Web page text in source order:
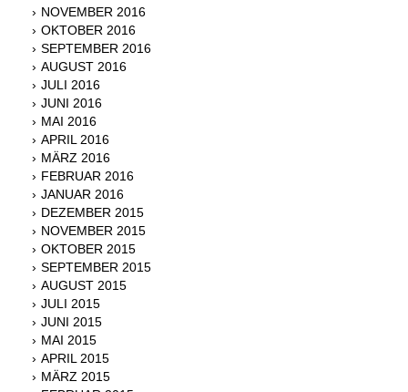
NOVEMBER 2016
OKTOBER 2016
SEPTEMBER 2016
AUGUST 2016
JULI 2016
JUNI 2016
MAI 2016
APRIL 2016
MÄRZ 2016
FEBRUAR 2016
JANUAR 2016
DEZEMBER 2015
NOVEMBER 2015
OKTOBER 2015
SEPTEMBER 2015
AUGUST 2015
JULI 2015
JUNI 2015
MAI 2015
APRIL 2015
MÄRZ 2015